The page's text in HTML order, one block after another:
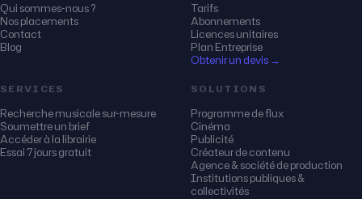
Qui sommes-nous ?
Nos placements
Contact
Blog
Tarifs
Abonnements
Licences unitaires
Plan Entreprise
Obtenir un devis →
SERVICES
Recherche musicale sur-mesure
Soumettre un brief
Accéder à la librairie
Essai 7 jours gratuit
SOLUTIONS
Programme de flux
Cinéma
Publicité
Créateur de contenu
Agence & société de production
Institutions publiques &
collectivités